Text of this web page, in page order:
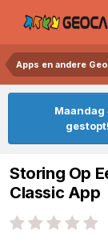
Apps en andere
Storing Op
Classic App